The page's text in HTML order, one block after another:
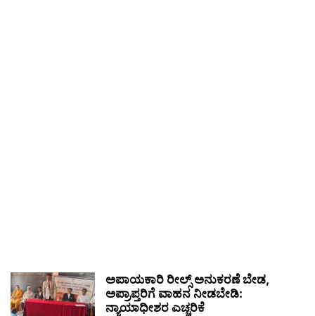
ಅಪಾಯಕಾರಿ ರೀಲ್ಸ್ ಅನುಕರಣೆ ಬೇಡ,
ಅಪ್ರಾಪ್ತರಿಗೆ ವಾಹನ ನೀಡಬೇಡಿ:
ನ್ಯಾಯಾಧೀಶರ ಎಚ್ಚರಿಕೆ